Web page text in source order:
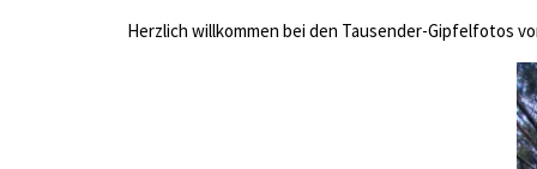
Herzlich willkommen bei den Tausender-Gipfelfotos